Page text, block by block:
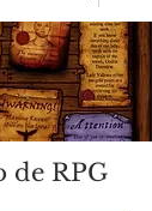
de RPG